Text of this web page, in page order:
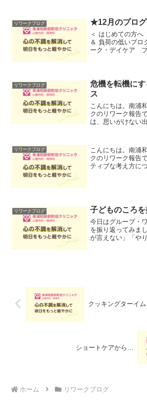
ンドフルネスを始
０年以上前(*_*;。
ていなかった頃。
リワークブログ ★12月のプログ
＜ はじめての方へ
＆ 負荷の低いプロ
ーク・デイケア
前に診察にて事前
くは受付まで）＊
リワークブログ
危機を転機に
ス
こんにちは。南浦
クのリワーク報告
は、思いがけない
職や離職を余儀な
の経験が、予測で
しれません。今日
受け止め、その先
リワークブログ
こんにちは。南浦
クのリワーク報告
ティブな考え方に
直に表現するのは
リワークブログ 子どものころ
今日はグループ・
を振り返ってみま
が言えない」「や
とストレスになり
ル・トレーニング
クッキングターイム
ショートケアから…
ホーム リワークブログ